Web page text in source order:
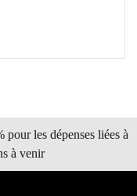
pour les dépenses liées à
à venir